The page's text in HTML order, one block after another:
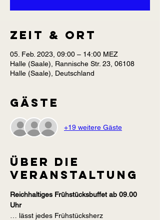
Zeit & Ort
05. Feb. 2023, 09:00 – 14:00 MEZ
Halle (Saale), Rannische Str. 23, 06108
Halle (Saale), Deutschland
Gäste
+19 weitere Gäste
Über die
Veranstaltung
Reichhaltiges Frühstücksbuffet ab 09.00
Uhr
… lässt jedes Frühstücksherz